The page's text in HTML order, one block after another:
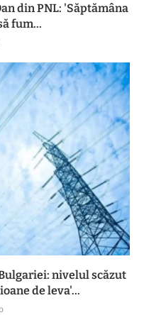
din PNL: 'Săptămâna
fum...
nivelul scăzut
de leva'...